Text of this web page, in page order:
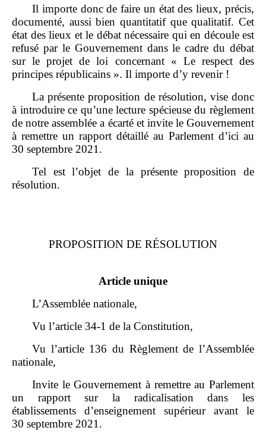
Il importe donc de faire un état des lieux, précis,
documenté, aussi bien quantitatif que qualitatif. Cet
état des lieux et le débat nécessaire qui en découle est
refusé par le Gouvernement dans le cadre du débat
sur le projet de loi concernant « Le respect des
principes républicains ». Il importe d’y revenir !
La présente proposition de résolution, vise donc
à introduire ce qu’une lecture spécieuse du règlement
de notre assemblée a écarté et invite le Gouvernement
à remettre un rapport détaillé au Parlement d’ici au
30 septembre 2021.
Tel est l’objet de la présente proposition de
résolution.
PROPOSITION DE RÉSOLUTION
Article unique
L’Assemblée nationale,
Vu l’article 34‑1 de la Constitution,
Vu l’article 136 du Règlement de l’Assemblée
nationale,
Invite le Gouvernement à remettre au Parlement
un rapport sur la radicalisation dans les
établissements d’enseignement supérieur avant le
30 septembre 2021.